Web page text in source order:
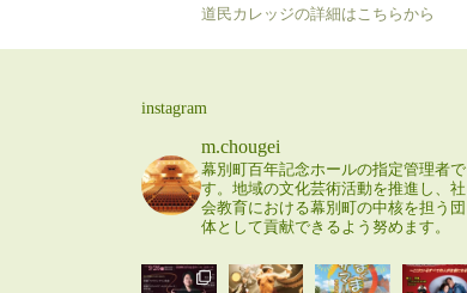
道民カレッジの詳細はこちらから
instagram
m.chougei
幕別町百年記念ホールの指定管理者で
す。地域の文化芸術活動を推進し、社
会教育における幕別町の中核を担う団
体として貢献できるよう努めます。